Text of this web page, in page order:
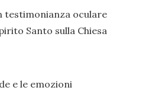
testimonianza oculare
Santo sulla Chiesa
e le emozioni